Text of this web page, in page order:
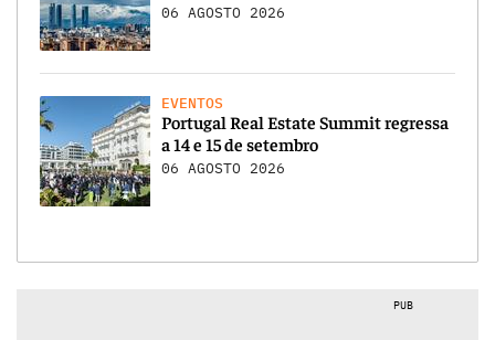
06 AGOSTO 2026
EVENTOS
Portugal Real Estate Summit regressa
a 14 e 15 de setembro
06 AGOSTO 2026
PUB